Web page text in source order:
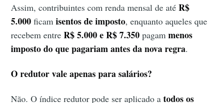
Assim, contribuintes com renda mensal de atéR$
5.000 ficamisentos de imposto, enquanto aqueles que
recebem entreR$ 5.000 e R$ 7.350 pagammenos
imposto do que pagariam antes da nova regra.
O redutor vale apenas para salários?
Não. O índice redutor pode ser aplicado atodos os